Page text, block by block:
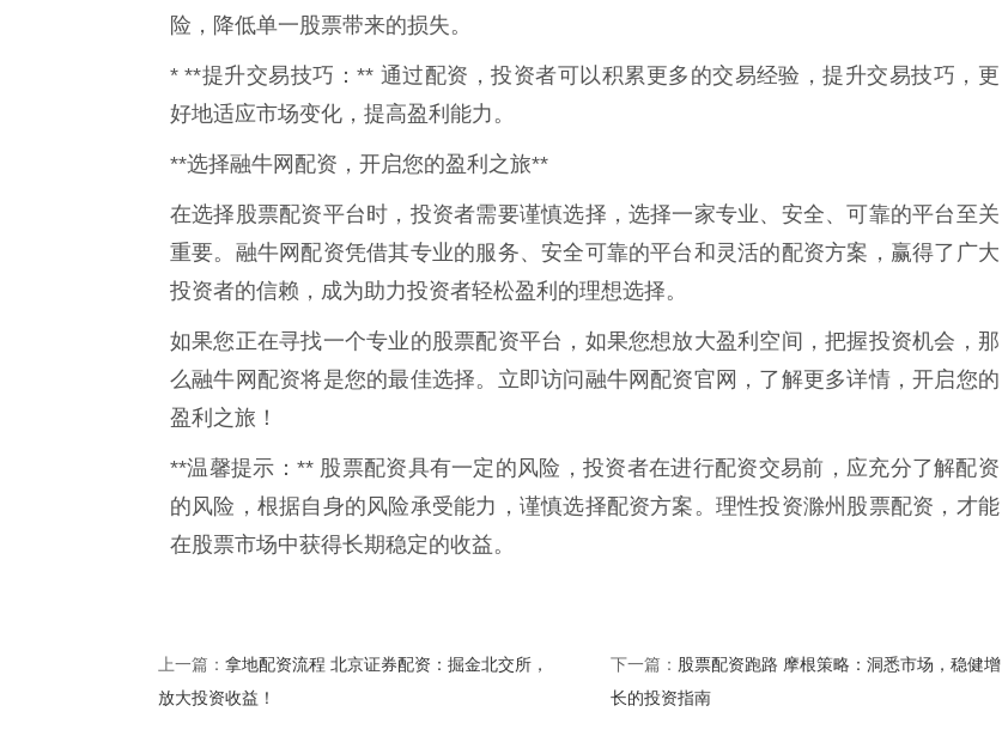
险，降低单一股票带来的损失。
* **提升交易技巧：** 通过配资，投资者可以积累更多的交易经验，提升交易技巧，更
好地适应市场变化，提高盈利能力。
**选择融牛网配资，开启您的盈利之旅**
在选择股票配资平台时，投资者需要谨慎选择，选择一家专业、安全、可靠的平台至关
重要。融牛网配资凭借其专业的服务、安全可靠的平台和灵活的配资方案，赢得了广大
投资者的信赖，成为助力投资者轻松盈利的理想选择。
如果您正在寻找一个专业的股票配资平台，如果您想放大盈利空间，把握投资机会，那
么融牛网配资将是您的最佳选择。立即访问融牛网配资官网，了解更多详情，开启您的
盈利之旅！
**温馨提示：** 股票配资具有一定的风险，投资者在进行配资交易前，应充分了解配资
的风险，根据自身的风险承受能力，谨慎选择配资方案。理性投资滁州股票配资，才能
在股票市场中获得长期稳定的收益。
上一篇： 拿地配资流程 北京证券配资：掘金北交所，
放大投资收益！
下一篇： 股票配资跑路 摩根策略：洞悉市场，稳健增
长的投资指南